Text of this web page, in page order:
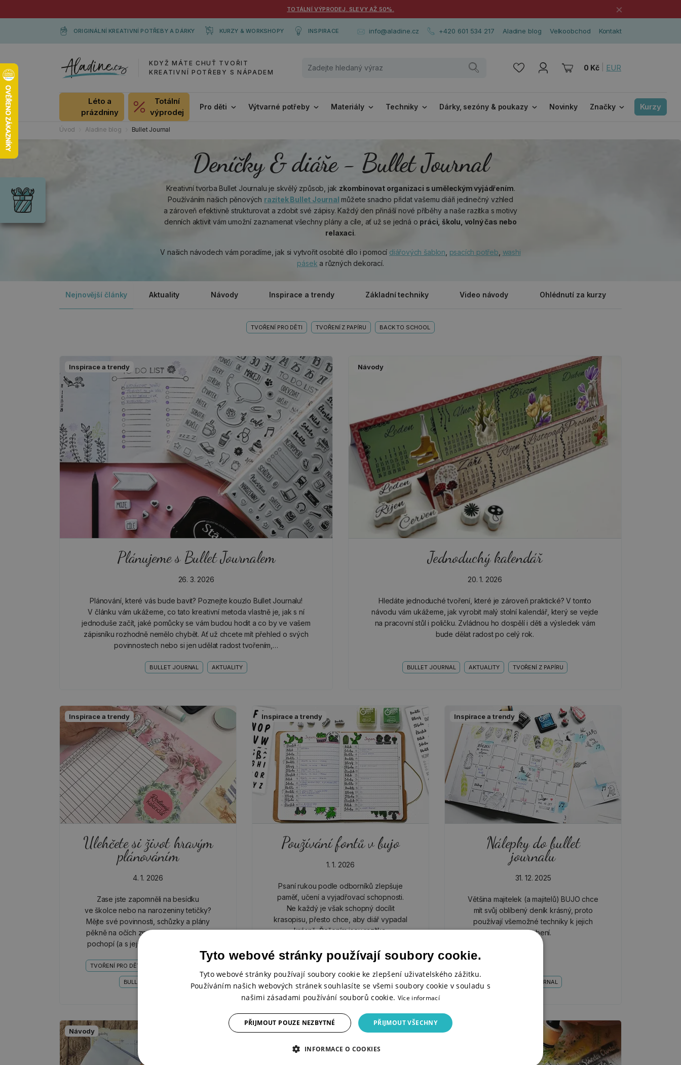
TOTÁLNÍ VÝPRODEJ. SLEVY AŽ 50%. ×
ORIGINÁLNÍ KREATIVNÍ POTŘEBY A DÁRKY KURZY & WORKSHOPY INSPIRACE info@aladine.cz +420 601 534 217 Aladine blog Velkoobchod Kontakt
KDYŽ MÁTE CHUŤ TVOŘIT
KREATIVNÍ POTŘEBY S NÁPADEM
0 Kč EUR
Léto a
prázdniny
Totální
výprodej
Pro děti Výtvarné potřeby Materiály Techniky Dárky, sezóny & poukazy Novinky Značky Kurzy
Úvod Aladine blog Bullet Journal
Deníčky & diáře - Bullet Journal
Kreativní tvorba Bullet Journalu je skvělý způsob, jak zkombinovat organizaci s uměleckým vyjádřením.
Používáním našich pěnových razítek Bullet Journal můžete snadno přidat vašemu diáři jedinečný vzhled
a zároveň efektivně strukturovat a zdobit své zápisy. Každý den přináší nové příběhy a naše razítka s motivy
denních aktivit vám umožní zaznamenat všechny plány a cíle, ať už se jedná o práci, školu, volný čas nebo
relaxaci.
V našich návodech vám poradíme, jak si vytvořit osobité dílo i pomocí diářových šablon psacích potřeb washi
pásek a různých dekorací.
Nejnovější články Aktuality Návody Inspirace a trendy Základní techniky Video návody Ohlédnutí za kurzy
TVOŘENÍ PRO DĚTI TVOŘENÍ Z PAPÍRU BACK TO SCHOOL
Inspirace a trendy
Plánujeme s Bullet Journalem
26. 3. 2026
Plánování, které vás bude bavit? Poznejte kouzlo Bullet Journalu!
V článku vám ukážeme, co tato kreativní metoda vlastně je, jak s ní
jednoduše začít, jaké pomůcky se vám budou hodit a co by ve vašem
zápisníku rozhodně nemělo chybět. Ať už chcete mít přehled o svých
povinnostech nebo si jen udělat radost tvořením,…
BULLET JOURNAL AKTUALITY
Návody
Jednoduchý kalendář
20. 1. 2026
Hledáte jednoduché tvoření, které je zároveň praktické? V tomto
návodu vám ukážeme, jak vyrobit malý stolní kalendář, který se vejde
na pracovní stůl i poličku. Zvládnou ho dospělí i děti a výsledek vám
bude dělat radost po celý rok.
BULLET JOURNAL AKTUALITY TVOŘENÍ Z PAPÍRU
Inspirace a trendy
Ulehčete si život hravým
plánováním
4. 1. 2026
Zase jste zapomněli na besídku
ve školce nebo na narozeniny tetičky?
Mějte své povinnosti, schůzky a plány
pěkně na očích zpracované tak, že je
pochopí (a s jejich plněním pomůžou)
TVOŘENÍ PRO DĚTI
BULLET JOURNAL
Inspirace a trendy
Používání fontů v bujo
1. 1. 2026
Psaní rukou podle odborníků zlepšuje
paměť, učení a vyjadřovací schopnosti.
Ne každý je však schopný docílit
krasopisu, přesto chce, aby diář vypadal
krásně. Řešením jsou razítka.
BULLET JOURNAL
Inspirace a trendy
Nálepky do bullet
journalu
31. 12. 2025
Většina majitelek (a majitelů) BUJO chce
mít svůj oblíbený deník krásný, proto
používají všemožné techniky k jejich
nazdobení.
BULLET JOURNAL
Návody Návody
Tyto webové stránky používají soubory cookie.
Tyto webové stránky používají soubory cookie ke zlepšení uživatelského zážitku.
Používáním našich webových stránek souhlasíte se všemi soubory cookie v souladu s
našimi zásadami používání souborů cookie. Více informací
PŘIJMOUT VŠECHNY
PŘIJMOUT POUZE NEZBYTNÉ
INFORMACE O COOKIES